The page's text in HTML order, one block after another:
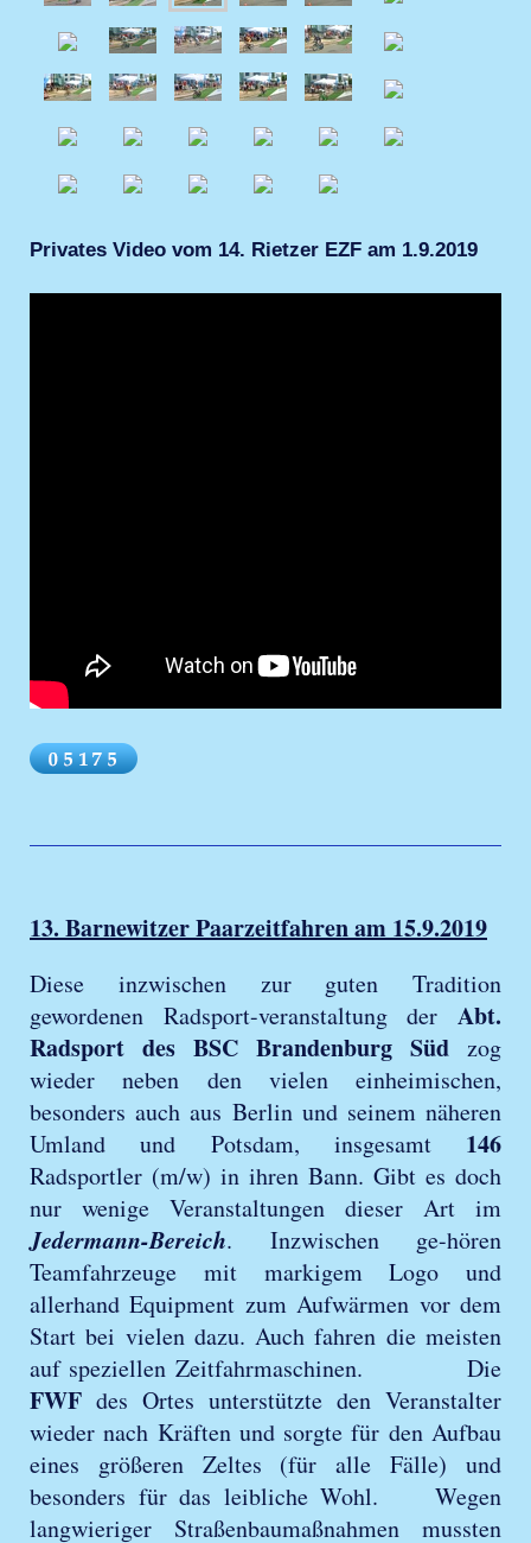
Privates Video vom 14. Rietzer EZF am 1.9.2019
13. Barnewitzer Paarzeitfahren am 15.9.2019
Diese inzwischen zur guten Tradition
gewordenen Radsport-veranstaltung der Abt.
Radsport des BSC Brandenburg Süd zog
wieder neben den vielen einheimischen,
besonders auch aus Berlin und seinem näheren
Umland und Potsdam, insgesamt 146
Radsportler (m/w) in ihren Bann. Gibt es doch
nur wenige Veranstaltungen dieser Art im
Jedermann-Bereich. Inzwischen ge-hören
Teamfahrzeuge mit markigem Logo und
allerhand Equipment zum Aufwärmen vor dem
Start bei vielen dazu. Auch fahren die meisten
auf speziellen Zeitfahrmaschinen. Die
FWF des Ortes unterstützte den Veranstalter
wieder nach Kräften und sorgte für den Aufbau
eines größeren Zeltes (für alle Fälle) und
besonders für das leibliche Wohl. Wegen
langwieriger Straßenbaumaßnahmen mussten